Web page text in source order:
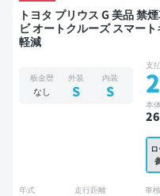
トヨタ プリウス G 美品 禁煙車 整備記録簿あり 標準装備ナ
ビ オートクルーズ スマー
軽減
板金歴
なし
外装
S
内装
S
支
本
年式 走行距離 車検